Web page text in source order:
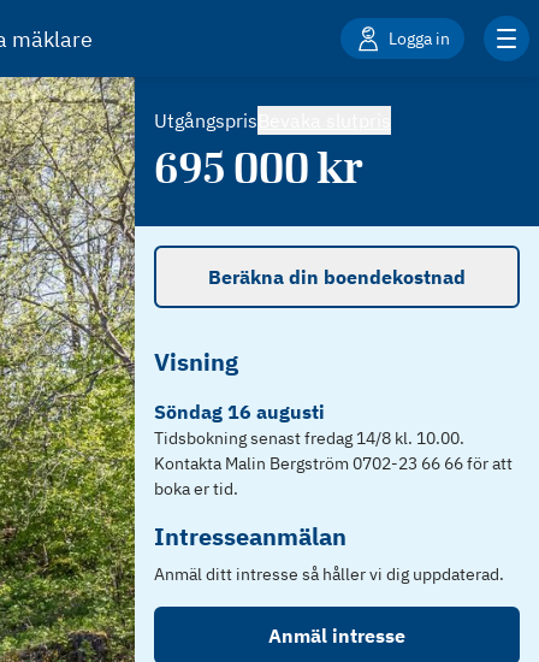
mäklare Logga in
Utgångspris
695 000kr
Beräkna din boendekostnad
Visning
Söndag 16 augusti
Tidsbokning senast fredag 14/8 kl. 10.00.
Kontakta Malin Bergström 0702-23 66 66 för att
boka er tid.
Intresseanmälan
Anmäl ditt intresse så håller vi dig uppdaterad.
Anmäl intresse